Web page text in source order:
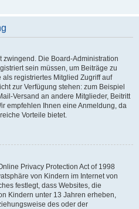
zwingend. Die Board-Administration
sein müssen, um Beiträge zu
registriertes Mitglied Zugriff auf
zur Verfügung stehen: zum Beispiel
Versand an andere Mitglieder, Beitritt
empfehlen Ihnen eine Anmeldung, da
Vorteile bietet.
Privacy Protection Act of 1998
von Kindern im Internet von
festlegt, dass Websites, die
Kindern unter 13 Jahren erheben,
des oder der